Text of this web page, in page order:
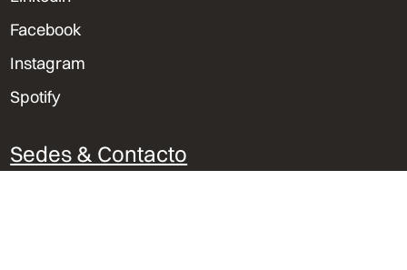
Facebook
Instagram
Spotify
Sedes & Contacto